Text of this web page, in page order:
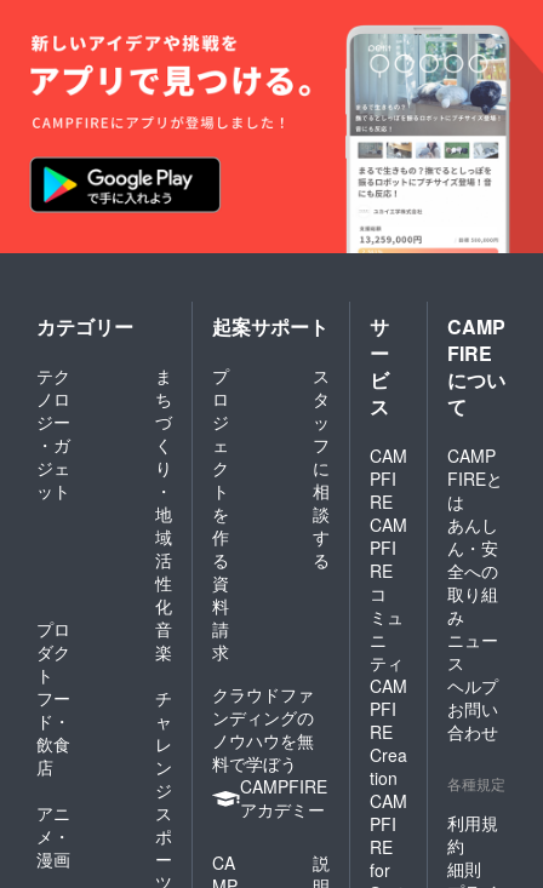
先』を
お知ら
せくだ
さい。 *
配送先
は、日
本国内
のみご
指定い
ただけ
【ご住
所をご
指定す
る場
合】 送
り先を
指定す
る場
合、備
考欄か
IREの
機能 で
『お名
前・ご
住所・
連絡
先』を
お知ら
さい。 *
配送先
は、日
本国内
のみご
指定い
ただけ
ます。
送り、
残りは
他の配
送先を
指定し
てそれ
ぞれ送
る。 ・
1～5
配送す
営者に
任せ
る。
（SNS
で一般
公募 ）
【ご住
指定す
る場
合】 送
り先を
指定す
る場
合、備
考欄か
CAMPF
IREの
メッ
セージ
機能 で
『お名
前・ご
住所・
先』を
せくだ
さい。 *
配送先
は、日
ズと
Relaxat
ionの
ちょっ
と変
わった
希少な
酒粕 を
お付け
す。 *配
送先
は、日
のみご
指定い
ただけ
ます。
カテゴリー
テク
ノロ
ジー
・ガ
ジェ
ット
ま
ち
づ
く
り
・
地
域
活
性
化
プロ
ダク
ト
音
楽
フー
ド・
飲食
店
チ
ャ
レ
ン
ジ
アニ
メ・
漫画
ス
ポ
ー
ツ
起案サポート
プ
ロ
ジ
ェ
ク
ト
を
作
る
ス
タ
ッ
フ
に
相
談
す
る
資
料
請
求
クラウドファ
ンディングの
ノウハウを無
料で学ぼう
CAMPFIRE
アカデミー
CA
説
サ
ー
ビ
ス
CAM
PFI
RE
CAM
PFI
RE
コ
ミュ
ニ
ティ
CAM
PFI
RE
Crea
tion
CAM
PFI
RE
for
CAMP
FIRE
につい
て
CAMP
FIREと
は
あんし
ん・安
全への
取り組
み
ニュー
ス
ヘルプ
お問い
合わせ
各種規定
利用規
約
細則